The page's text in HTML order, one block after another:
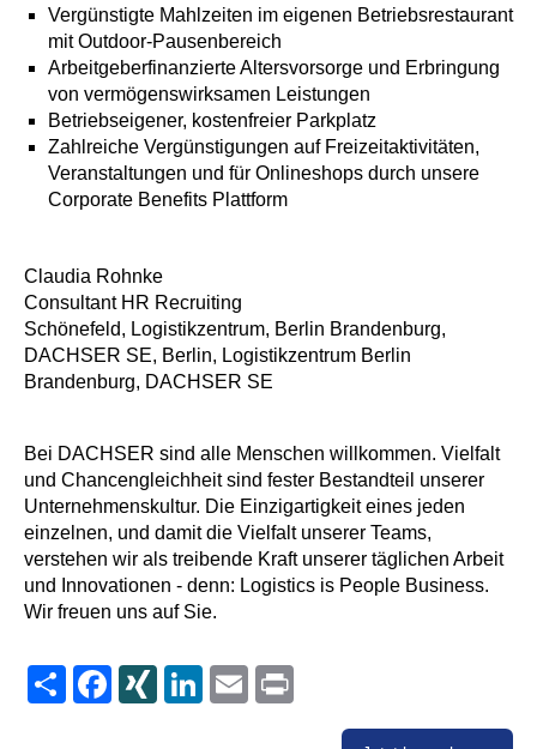
Vergünstigte Mahlzeiten im eigenen Betriebsrestaurant
mit Outdoor-Pausenbereich
Arbeitgeberfinanzierte Altersvorsorge und Erbringung
von vermögenswirksamen Leistungen
Betriebseigener, kostenfreier Parkplatz
Zahlreiche Vergünstigungen auf Freizeitaktivitäten,
Veranstaltungen und für Onlineshops durch unsere
Corporate Benefits Plattform
Claudia Rohnke
Consultant HR Recruiting
Schönefeld, Logistikzentrum, Berlin Brandenburg,
DACHSER SE, Berlin, Logistikzentrum Berlin
Brandenburg, DACHSER SE
Bei DACHSER sind alle Menschen willkommen. Vielfalt
und Chancengleichheit sind fester Bestandteil unserer
Unternehmenskultur. Die Einzigartigkeit eines jeden
einzelnen, und damit die Vielfalt unserer Teams,
verstehen wir als treibende Kraft unserer täglichen Arbeit
und Innovationen - denn: Logistics is People Business.
Wir freuen uns auf Sie.
Share FacebookXING LinkedInEmail